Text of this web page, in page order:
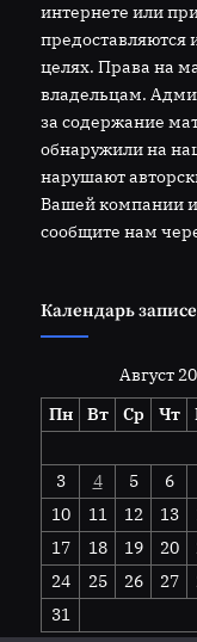
интернете или
предоставляются
целях. Права на
владельцам.
за содержание
обнаружили на
нарушают
Вашей компании
сообщите нам
Календарь
Август
Пн
Вт Ср Чт
3
4 5 6
10
11 12 13
17
18 19 20
24
25 26 27
31